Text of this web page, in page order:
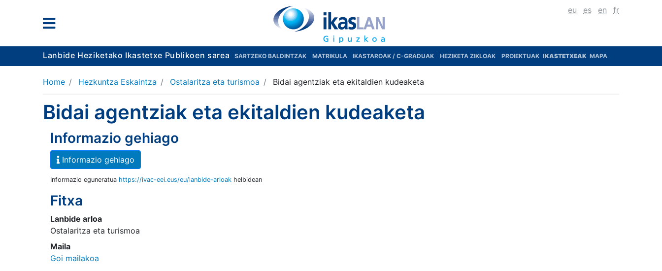
eu es en fr
Lanbide Heziketako Ikastetxe Publikoen sarea SARTZEKO BALDINTZAK MATRIKULA IKASTAROAK / C-GRADUAK HEZIKETA ZIKLOAK PROIEKTUAK IKASTETXEAK MAPA
Home Hezkuntza Eskaintza Ostalaritza eta turismoa Bidai agentziak eta ekitaldien kudeaketa
Bidai agentziak eta ekitaldien kudeaketa
Informazio gehiago
Informazio gehiago
Informazio eguneratua https://ivac-eei.eus/eu/lanbide-arloak helbidean
Fitxa
Lanbide arloa
Ostalaritza eta turismoa
Maila
Goi mailakoa